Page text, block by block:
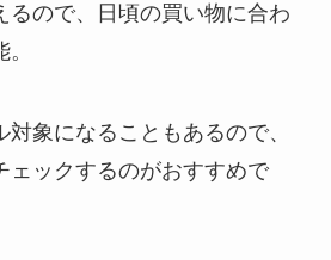
るので、日頃の買い物に合わ
象になることもあるので、
ェックするのがおすすめで